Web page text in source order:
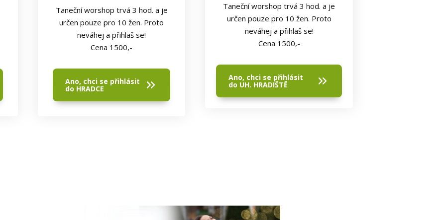
Taneční worshop trvá 3 hod. a je
určen pouze pro 10 žen. Proto
neváhej a přihlaš se!
Cena 1500,-
Ano, chci se přihlásit
do HRADCE
Taneční worshop trvá 3 hod. a je
určen pouze pro 10 žen. Proto
neváhej a přihlaš se!
Cena 1500,-
Ano, chci se přihlásit
do UH. HRADIŠTĚ